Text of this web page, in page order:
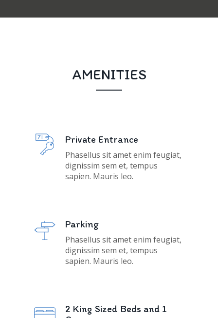
AMENITIES
Private Entrance
Phasellus sit amet enim feugiat,
dignissim sem et, tempus
sapien. Mauris leo.
Parking
Phasellus sit amet enim feugiat,
dignissim sem et, tempus
sapien. Mauris leo.
2 King Sized Beds and 1